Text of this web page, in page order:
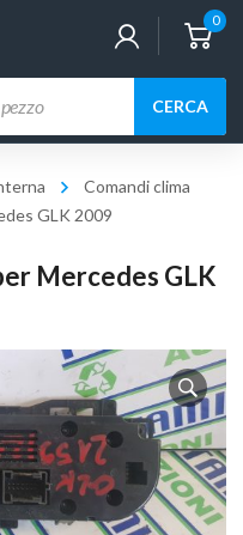
0
CERCA
Comandi clima
GLK 2009
Mercedes GLK